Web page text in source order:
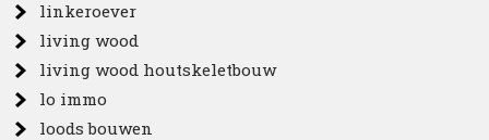
linkeroever
living wood
living wood houtskeletbouw
lo immo
loods bouwen